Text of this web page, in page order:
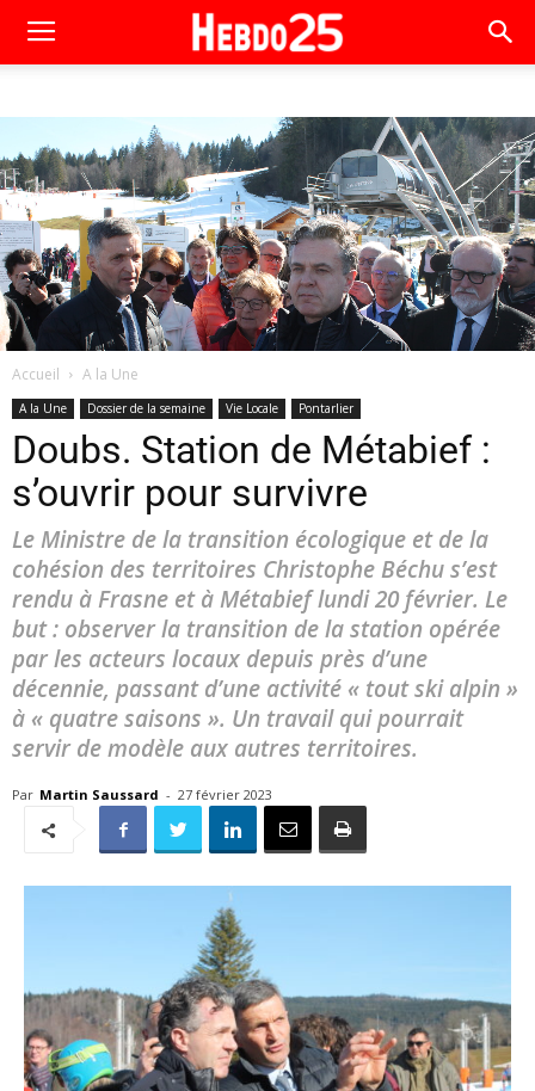
Accueil A la Une
A la Une Dossier de la semaine Vie Locale Pontarlier
Doubs. Station de Métabief :
s’ouvrir pour survivre
Le Ministre de la transition écologique et de la
cohésion des territoires Christophe Béchu s’est
rendu à Frasne et à Métabief lundi 20 février. Le
but : observer la transition de la station opérée
par les acteurs locaux depuis près d’une
décennie, passant d’une activité « tout ski alpin »
à « quatre saisons ». Un travail qui pourrait
servir de modèle aux autres territoires.
Par Martin Saussard - 27 février 2023